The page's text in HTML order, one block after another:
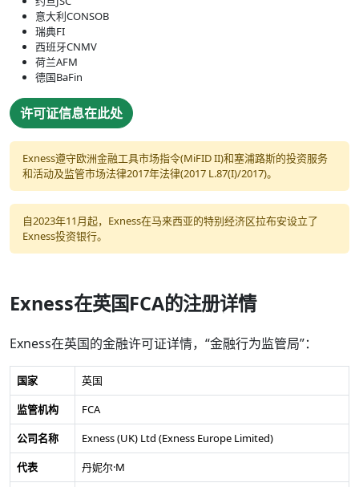
意大利CONSOB
瑞典FI
西班牙CNMV
荷兰AFM
德国BaFin
许可证信息在此处
Exness遵守欧洲金融工具市场指令(MiFID II)和塞浦路斯的投资服务
和活动及监管市场法律2017年法律(2017 L.87(I)/2017)。
自2023年11月起，Exness在马来西亚的特别经济区拉布安设立了
Exness投资银行。
Exness在英国FCA的注册详情
Exness在英国的金融许可证详情，“金融行为监管局”：
国家
英国
监管机构
FCA
公司名称
Exness (UK) Ltd (Exness Europe Limited)
代表
丹妮尔·M